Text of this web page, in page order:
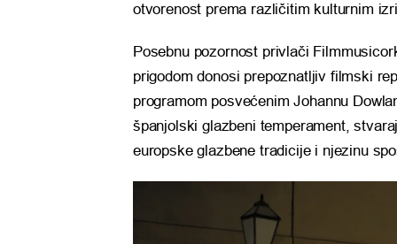
otvorenost prema različitim kulturnim
Posebnu pozornost privlači
prigodom donosi prepoznatljiv filmski
programom posvećenim Johannu
španjolski glazbeni temperament,
europske glazbene tradicije i njezinu